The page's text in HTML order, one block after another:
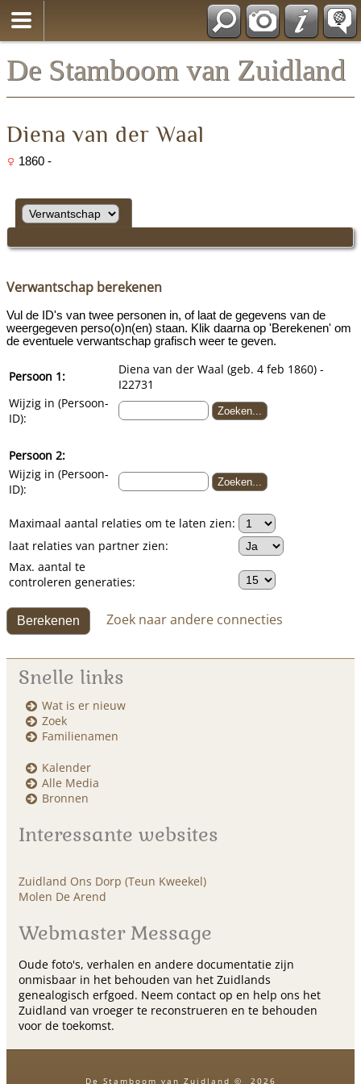
De Stamboom van Zuidland
Diena van der Waal
1860 -
Verwantschap berekenen
Vul de ID's van twee personen in, of laat de gegevens van de
weergegeven perso(o)n(en) staan. Klik daarna op 'Berekenen' om
de eventuele verwantschap grafisch weer te geven.
Persoon 1:
Diena van der Waal (geb. 4 feb 1860) -
I22731
Wijzig in (Persoon-
ID):
Persoon 2:
Wijzig in (Persoon-
ID):
Maximaal aantal relaties om te laten zien:
laat relaties van partner zien:
Max. aantal te
controleren generaties:
Zoek naar andere connecties
Snelle links
Wat is er nieuw
Zoek
Familienamen
Kalender
Alle Media
Bronnen
Interessante websites
Zuidland Ons Dorp (Teun Kweekel)
Molen De Arend
Webmaster Message
Oude foto's, verhalen en andere documentatie zijn
onmisbaar in het behouden van het Zuidlands
genealogisch erfgoed. Neem contact op en help ons het
Zuidland van vroeger te reconstrueren en te behouden
voor de toekomst.
De Stamboom van Zuidland © 2026